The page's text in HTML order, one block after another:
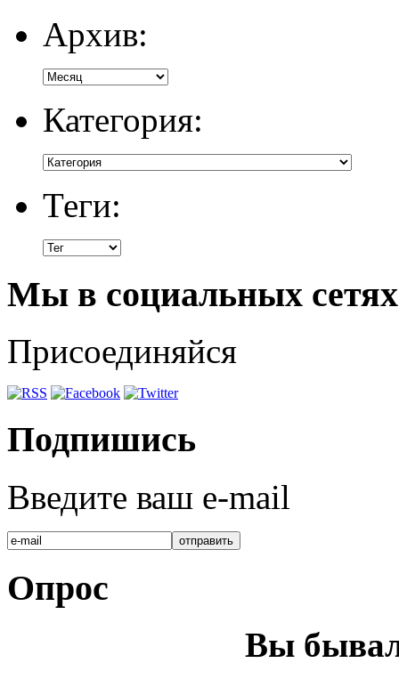
Архив:
Категория:
Теги:
Мы в социальных сетях
Присоединяйся
Подпишись
Введите ваш e-mail
Опрос
Вы